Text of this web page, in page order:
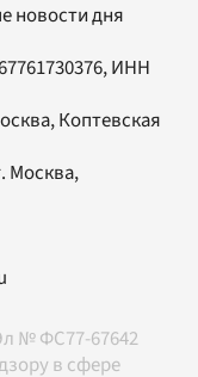
новости дня
ИНН
Коптевская
Москва,
№ ФС77-67642
в сфере